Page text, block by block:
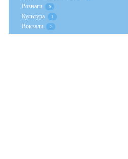
Розваги 0
Культура 1
Вокзали 2